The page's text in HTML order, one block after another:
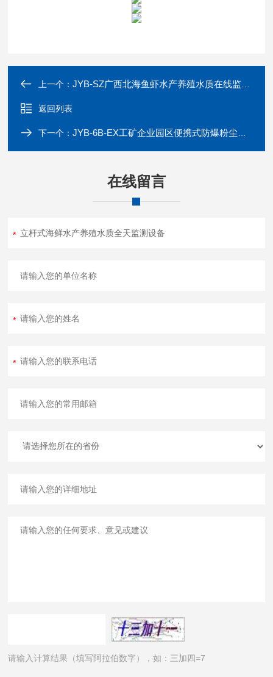
上一个：JYB-SZ广西北海鱼虾水产养殖水质在线监测站
返回列表
下一个：JYB-6B-EX工矿企业园区便携式防爆粉尘检测仪
在线留言
请输入计算结果（填写阿拉伯数字），如：三加四=7